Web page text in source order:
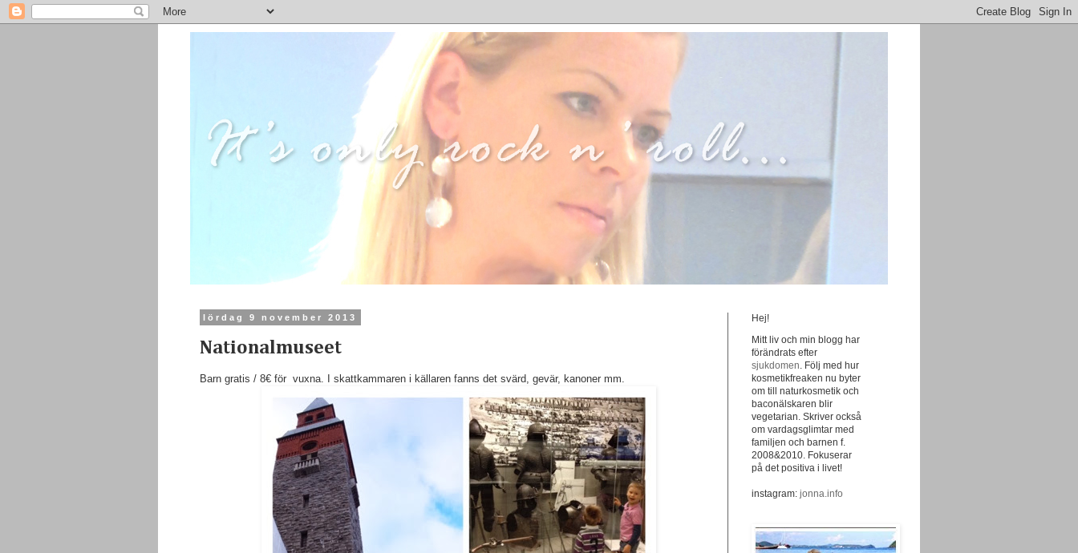
lördag 9 november 2013
Nationalmuseet
Barn gratis / 8€ för vuxna. I skattkammaren i källaren fanns det svärd, gevär, kanoner mm.
Hej!
Mitt liv och min blogg har
förändrats efter
sjukdomen. Följ med hur
kosmetikfreaken nu byter
om till naturkosmetik och
baconälskaren blir
vegetarian. Skriver också
om vardagsglimtar med
familjen och barnen f.
2008&2010. Fokuserar
på det positiva i livet!
instagram: jonna.info